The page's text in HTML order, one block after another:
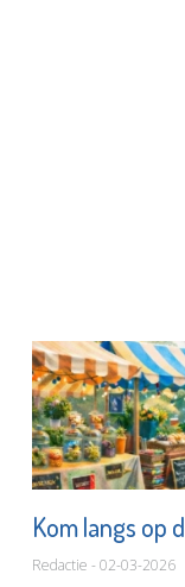
Kom langs op
Redactie - 02-03-2026